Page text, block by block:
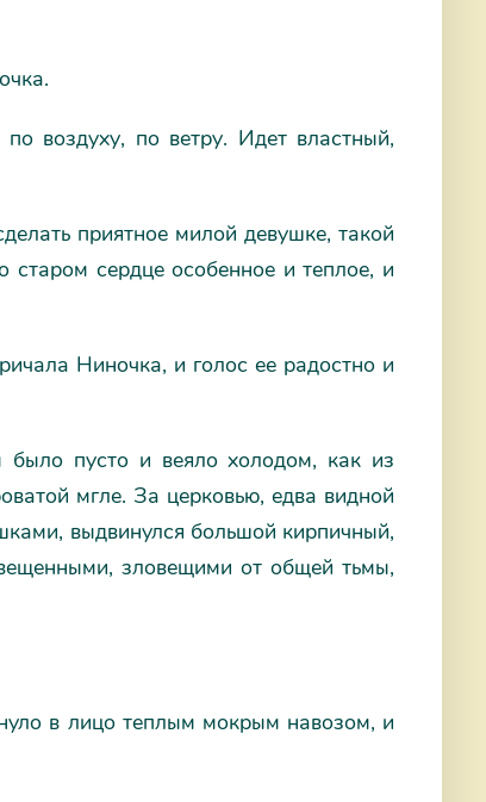
воздуху, по ветру. Идет властный,
приятное милой девушке, такой
старом сердце особенное и теплое, и
Ниночка, и голос ее радостно и
пусто и веяло холодом, как из
мгле. За церковью, едва видной
выдвинулся большой кирпичный,
зловещими от общей тьмы,
в лицо теплым мокрым навозом, и